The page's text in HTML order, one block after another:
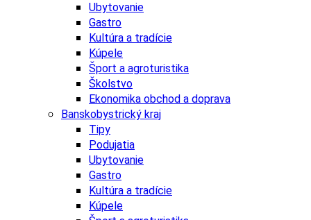
Ubytovanie
Gastro
Kultúra a tradície
Kúpele
Šport a agroturistika
Školstvo
Ekonomika obchod a doprava
Banskobystrický kraj
Tipy
Podujatia
Ubytovanie
Gastro
Kultúra a tradície
Kúpele